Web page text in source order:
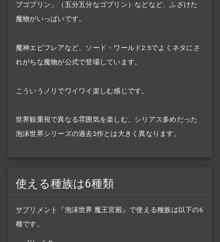
ブゴブリン」（五分五分なゴブリン）などなど、ふざけた
魔物がいっぱいです。
魔神エビフレアなど、ソード・ワールド2.5でよくネタにさ
れがちな魔物が公式で登場しています。
こういうノリでワイワイ楽しむ感じです。
世界観重視で異なる雰囲気を楽しむ、シリアス多めだった
泡沫世界シリーズの過去2作とは大きく異なります。
使える種族は6種類
サプリメント
『泡沫世界 魔王宮殿』で使える種族は以下の6
種です。